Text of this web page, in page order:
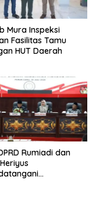
Mura Inspeksi
Fasilitas Tamu
HUT Daerah
Rumiadi dan